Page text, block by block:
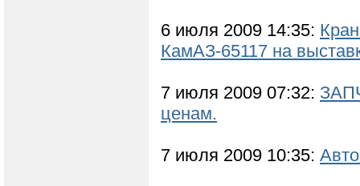
6 июля 2009 14:35:
КамАЗ-65117 на
7 июля 2009 07:32:
ценам.
7 июля 2009 10:35: